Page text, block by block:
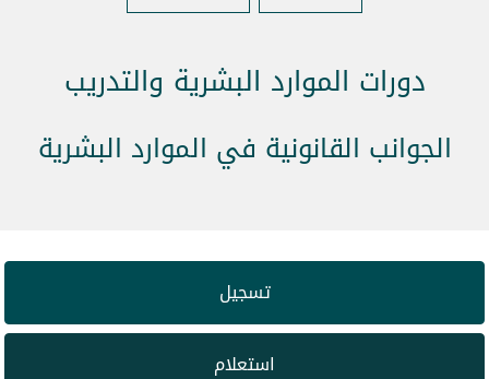
دورات الموارد البشرية والتدريب
الجوانب القانونية في الموارد البشرية
تسجيل
استعلام